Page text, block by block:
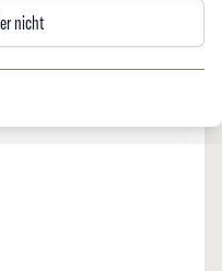
nicht
Margaux